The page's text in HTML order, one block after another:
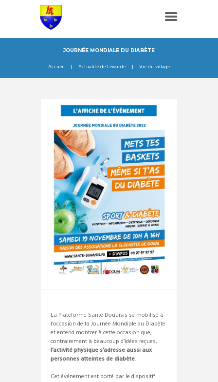
JOURNÉE MONDIALE DU DIABÈTE
Accueil Actualité de Lewarde Vie du village
La Plateforme Santé Douaisis se mobilise à
l’occasion de la Journée Mondiale du Diabète
et entend montrer à cette occasion que,
contrairement à beaucoup d’idées reçues,
l’activité physique s’adresse aussi aux
personnes atteintes de diabète.
Cet événement est porté par le dispositif